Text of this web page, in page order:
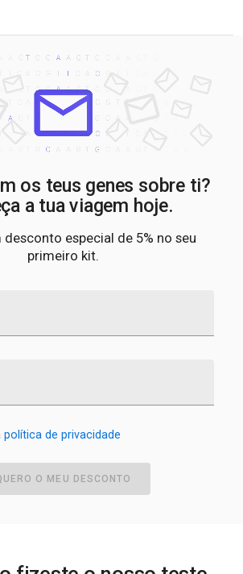
os teus genes sobre ti?
a tua viagem hoje.
desconto especial de 5% no seu
primeiro kit.
política de privacidade
O MEU DESCONTO